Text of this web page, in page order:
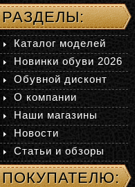
РАЗДЕЛЫ:
Каталог моделей
Новинки обуви 2026
Обувной дисконт
О компании
Наши магазины
Новости
Статьи и обзоры
ПОКУПАТЕЛЮ: